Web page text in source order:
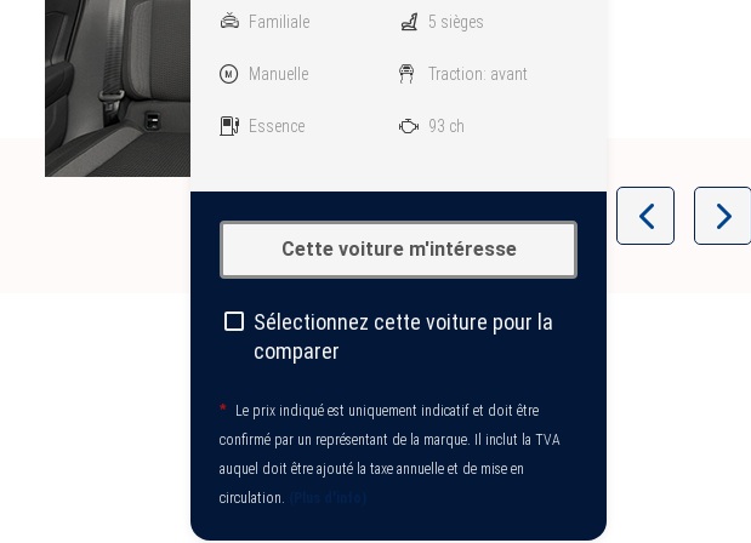
Familiale
Manuelle
Essence
5 sièges
Traction: avant
93 ch
Cette voiture m'intéresse
Sélectionnez cette voiture pour la
comparer
*
Le prix indiqué est uniquement indicatif et doit être
confirmé par un représentant de la marque. Il inclut la TVA
auquel doit être ajouté la taxe annuelle et de mise en
circulation.
Item
of